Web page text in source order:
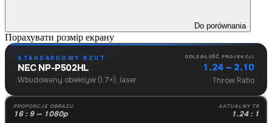
Do porównania
Порахувати розмір екрану
STANDARDOWY RZUT
NEC NP-P502HL
Wbudowany obiektyw (1.7×), laser
ODLEGŁOŚĆ PROJEKCJI
1.24 – 2.10
Throw Ratio
PROPORCJE OBRAZU
16 : 9 — 1080p
AKTUALNY TR
1.24 : 1